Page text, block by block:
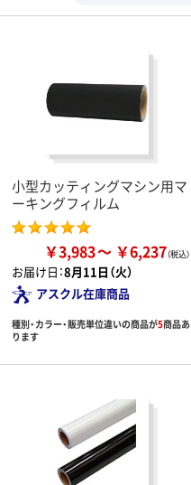
小型カッティングマシン用マ
ーキングフィルム
￥3,983 ￥6,237
お届け日：8月11日（火）
アスクル在庫商品
種別・カラー・販売単位違いの商品が5商品あ
ります